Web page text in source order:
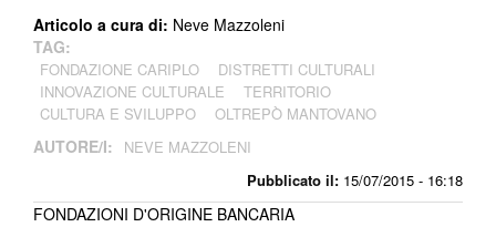
Pubblicato il: 15/07/2015 - 16:18
Articolo a cura di: Neve Mazzoleni
TAG:
FONDAZIONE CARIPLO
DISTRETTI CULTURALI
INNOVAZIONE CULTURALE
TERRITORIO
CULTURA E SVILUPPO
OLTREPÒ MANTOVANO
AUTORE/I: NEVE MAZZOLENI
FONDAZIONI D'ORIGINE BANCARIA